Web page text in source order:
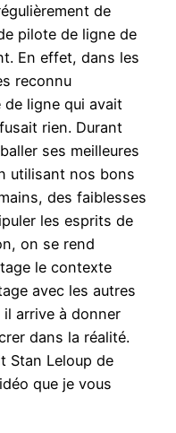
de
pilote de ligne de
En effet, dans les
reconnu
de ligne qui avait
rien. Durant
ses meilleures
utilisant nos bons
des faiblesses
les esprits de
on se rend
le contexte
avec les autres
arrive à donner
dans la réalité.
Stan Leloup de
que je vous